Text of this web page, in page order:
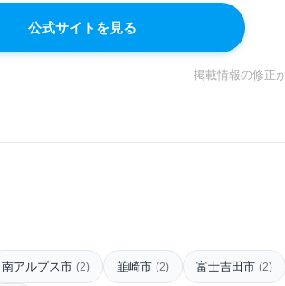
公式サイトを見る
掲載情報の修正
南アルプス市 (2) 韮崎市 (2) 富士吉田市 (2)